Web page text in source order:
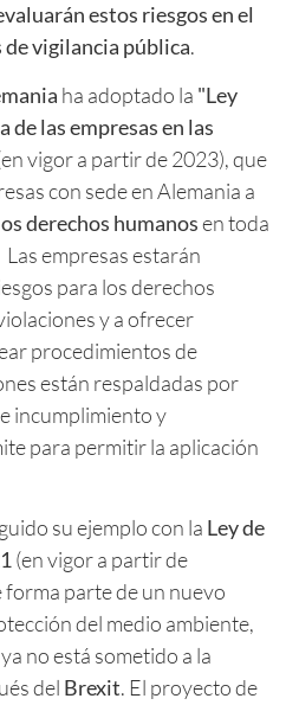
estos riesgos en el
de vigilancia pública.
ha adoptado la "Ley
de las empresas en las
vigor a partir de 2023), que
con sede en Alemania a
derechos humanosen toda
empresas estarán
para los derechos
y a ofrecer
procedimientos de
están respaldadas por
incumplimiento y
para permitir la aplicación
su ejemplo con la Ley de
(en vigor a partir de
parte de un nuevo
del medio ambiente,
no está sometido a la
del Brexit. El proyecto de